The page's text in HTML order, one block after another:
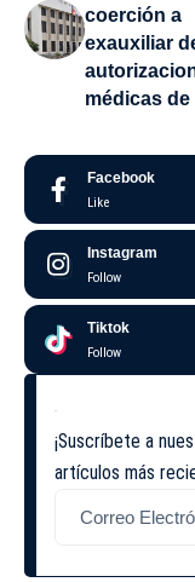
coerción a
exauxiliar
médicas de
Facebook
Like
Instagram
Follow
Tiktok
Follow
¡Suscríbete a
artículos más